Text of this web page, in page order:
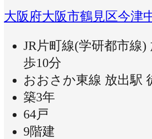
大阪府大阪市鶴見区今津
JR片町線(学研都市線)
歩10分
おおさか東線 放出駅
築3年
64戸
9階建